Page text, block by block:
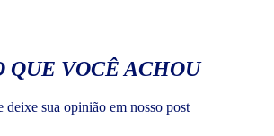
QUE VOCÊ ACHOU
deixe sua opinião em nosso post